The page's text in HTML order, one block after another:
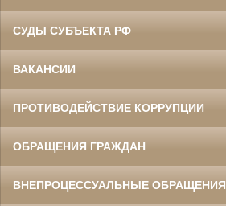
СУДЫ СУБЪЕКТА РФ
ВАКАНСИИ
ПРОТИВОДЕЙСТВИЕ КОРРУПЦИИ
ОБРАЩЕНИЯ ГРАЖДАН
ВНЕПРОЦЕССУАЛЬНЫЕ ОБРАЩЕНИЯ